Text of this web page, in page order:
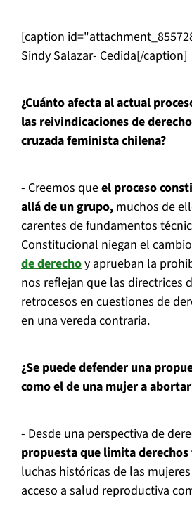
[caption
Sindy Salazar- Cedida[/caption]
¿Cuánto afecta al actual
las reivindicaciones de
cruzada feminista chilena?
- Creemos queel proceso
allá de un grupo, muchos de
carentes de fundamentos
Constitucional niegan el
de derechoy aprueban la
nos reflejan que las directrices
retrocesos en cuestiones de
en una vereda contraria.
¿Se puede defender una
como el de una mujer a
- Desde una perspectiva de
propuesta que limita
luchas históricas de las
acceso a salud reproductiva